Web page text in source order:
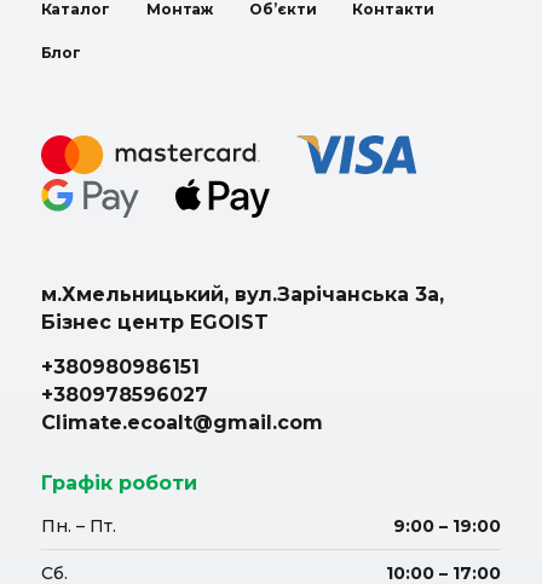
Каталог Монтаж Об’єкти Контакти
Блог
м.Хмельницький, вул.Зарічанська 3а,
Бізнес центр EGOIST
+380980986151
+380978596027
Climate.ecoalt@gmail.com
Графік роботи
Пн. – Пт. 9:00 – 19:00
Сб. 10:00 – 17:00